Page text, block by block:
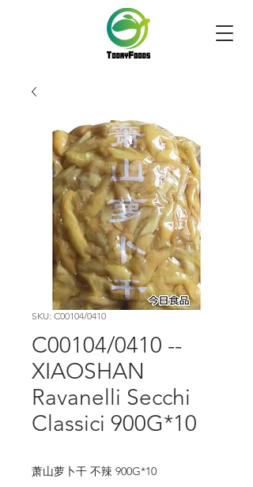
SKU: C00104/0410
C00104/0410 --
XIAOSHAN
Ravanelli Secchi
Classici 900G*10
萧山萝卜干 不辣 900G*10